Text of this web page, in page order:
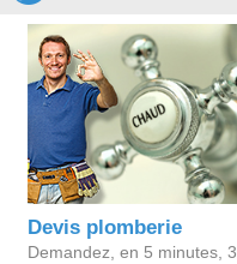
Devis plomberie
Demandez, en 5 minutes, 3